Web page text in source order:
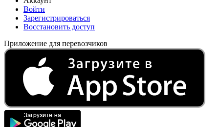
Войти
Зарегистрироваться
Восстановить доступ
Приложение для перевозчиков